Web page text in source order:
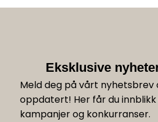
Eksklusive
Meld deg på vårt nyhetsbrev
oppdatert! Her får du
kampanjer og konkurranser.